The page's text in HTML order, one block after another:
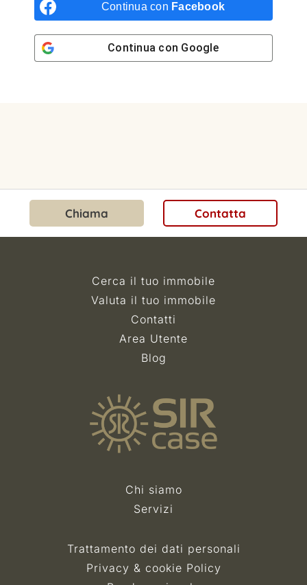
Continua con Facebook
Continua con Google
Chiama Contatta
Cerca il tuo immobile
Valuta il tuo immobile
Contatti
Area Utente
Blog
Chi siamo
Servizi
Trattamento dei dati personali
Privacy & cookie Policy